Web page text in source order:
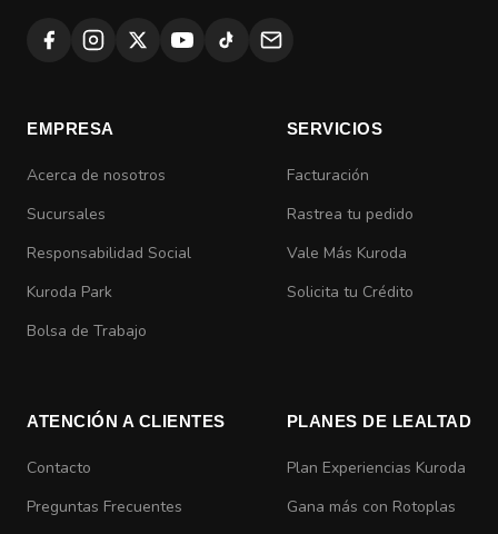
EMPRESA
Acerca de nosotros
Sucursales
Responsabilidad Social
Kuroda Park
Bolsa de Trabajo
SERVICIOS
Facturación
Rastrea tu pedido
Vale Más Kuroda
Solicita tu Crédito
ATENCIÓN A CLIENTES
Contacto
Preguntas Frecuentes
PLANES DE LEALTAD
Plan Experiencias Kuroda
Gana más con Rotoplas